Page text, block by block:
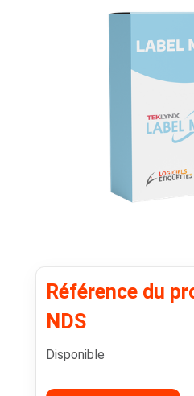
Référence du
NDS
Disponible